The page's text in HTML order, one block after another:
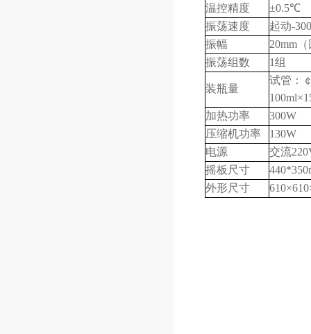
温控精度
±0.5℃
振荡速度
起动-
振幅
20mm
振荡组数
1组
装瓶量
试管：
加热功率
300W
压缩机功率
130W
电源
交流
摇板尺寸
外形尺寸